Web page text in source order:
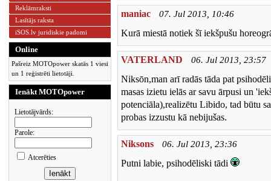
Reklāmraksti
Lasītājs raksta
iSOS.lv juridiskie padomi
Online
Pašreiz MOTOpower skatās 1 viesi
un 1 reģistrēti lietotāji.
Ienākt MOTOpower
Lietotājvārds:
Parole:
Atcerēties
maniac 07. Jul 2013, 10:46
Kurā miestā notiek šī iekšpušu
VATERLAND 06. Jul 2013, 23:57
Niksōn,man arī radās tāda pat
masas izietu ielās ar savu ārpusi un
potenciāla),realizētu Libido, tad būtu
probas izzustu kā nebijušas.
Niksons 06. Jul 2013, 23:36
Putni labie, psihodēliski tādi